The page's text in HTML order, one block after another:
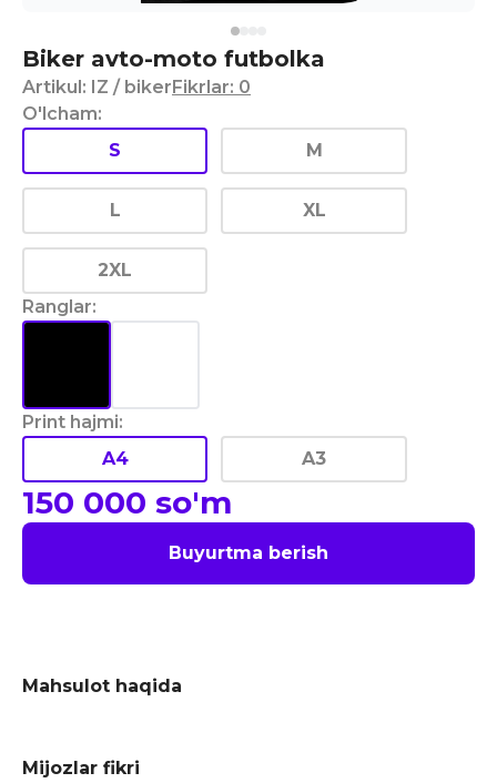
Biker avto-moto futbolka
Artikul: IZ / bikerFikrlar: 0
O'lcham:
S
M
L XL
2XL
Ranglar:
Print hajmi:
A4
A3
150 000 so'm
Buyurtma berish
Mahsulot haqida
Mijozlar fikri